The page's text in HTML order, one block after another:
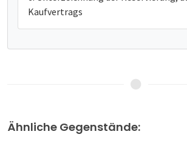
Kaufvertrags
Ähnliche Gegenstände: